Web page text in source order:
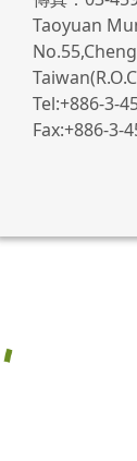
Taoyuan
Tel:+886-3-
Fax:+886-3-